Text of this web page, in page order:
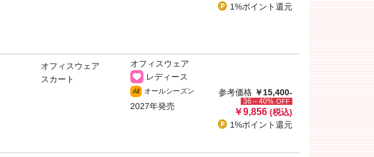
1%ポイント還元
オフィスウェア
スカート
オフィスウェア
レディース
All オールシーズン
2027年発売
参考価格 ￥15,400-
36～40% OFF
￥9,856 (税込)
1%ポイント還元